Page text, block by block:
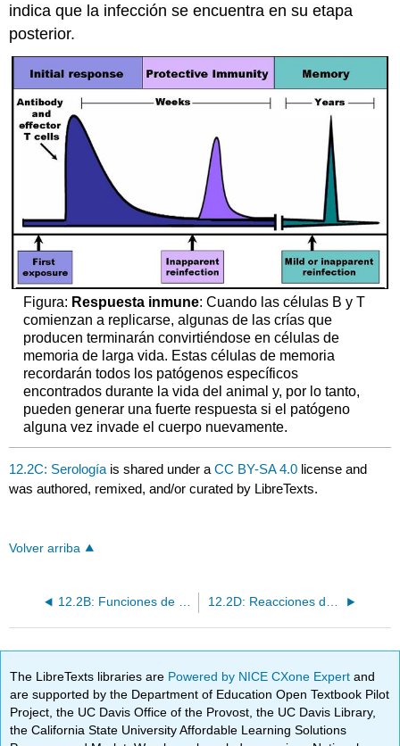
indica que la infección se encuentra en su etapa
posterior.
Figura: Respuesta inmune: Cuando las células B y T
comienzan a replicarse, algunas de las crías que
producen terminarán convirtiéndose en células de
memoria de larga vida. Estas células de memoria
recordarán todos los patógenos específicos
encontrados durante la vida del animal y, por lo tanto,
pueden generar una fuerte respuesta si el patógeno
alguna vez invade el cuerpo nuevamente.
12.2C: Serología is shared under aCC BY-SA 4.0 license and
was authored, remixed, and/or curated by LibreTexts.
Volver arriba
The LibreTexts libraries are Powered by NICE CXone Expertand
are supported by the Department of Education Open Textbook Pilot
Project, the UC Davis Office of the Provost, the UC Davis Library,
the California State University Affordable Learning Solutions